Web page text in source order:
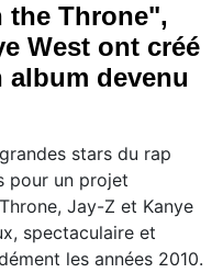
the Throne",
West ont créé
album devenu
stars du rap
pour un projet
Jay-Z et Kanye
spectaculaire et
les années 2010.